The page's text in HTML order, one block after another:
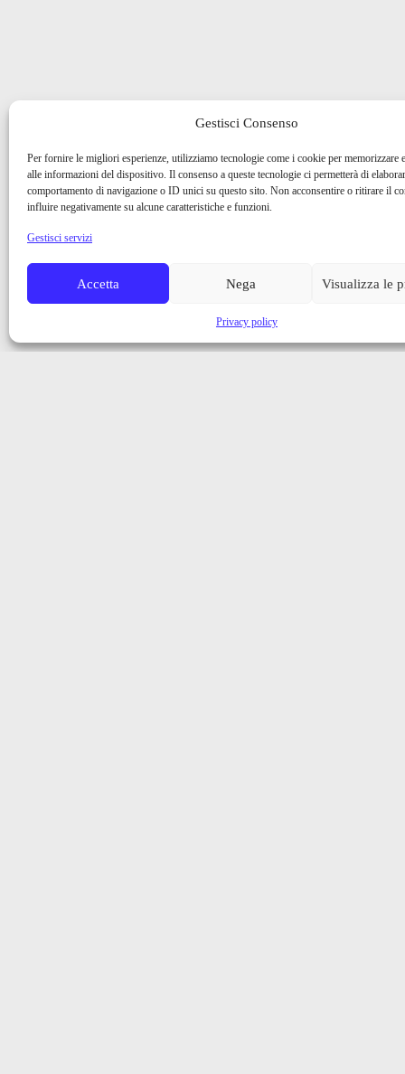
Gestisci Consenso
Per fornire le migliori esperienze, utilizziamo tecnologie come i cookie per memorizzare
alle informazioni del dispositivo. Il consenso a queste tecnologie ci permetterà di
comportamento di navigazione o ID unici su questo sito. Non acconsentire o ritirare il
influire negativamente su alcune caratteristiche e funzioni.
Gestisci servizi
Accetta Nega Visualizza le
Privacy policy